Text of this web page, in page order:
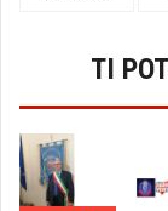
TI